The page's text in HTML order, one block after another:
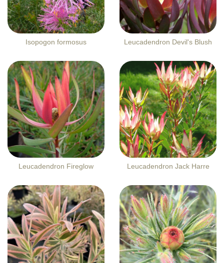
Isopogon formosus Leucadendron Devil's Blush
Leucadendron Fireglow Leucadendron Jack Harre